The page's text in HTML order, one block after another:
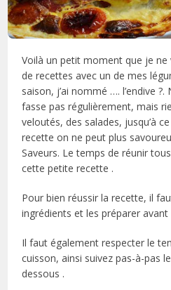
Voilà un petit moment que je ne
de recettes avec un de mes
saison, j’ai nommé …. l’endive
fasse pas régulièrement, mais
veloutés, des salades, jusqu’à
recette on ne peut plus
Saveurs. Le temps de réunir
cette petite recette .
Pour bien réussir la recette, il
ingrédients et les préparer
Il faut également respecter le
cuisson, ainsi suivez pas-à-pas
dessous .